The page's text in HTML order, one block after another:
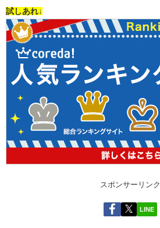
試しあれ↓
スポンサーリンク
LINE